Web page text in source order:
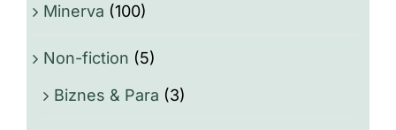
Minerva (100)
Non-fiction (5)
Biznes & Para (3)